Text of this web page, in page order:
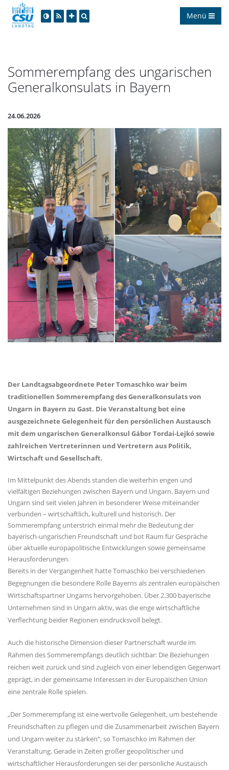
Menü
Sommerempfang des ungarischen
Generalkonsulats in Bayern
24.06.2026
Der Landtagsabgeordnete Peter Tomaschko war beim
traditionellen Sommerempfang des Generalkonsulats von
Ungarn in Bayern zu Gast. Die Veranstaltung bot eine
ausgezeichnete Gelegenheit für den persönlichen Austausch
mit dem ungarischen Generalkonsul Gábor Tordai-Lejkó sowie
zahlreichen Vertreterinnen und Vertretern aus Politik,
Wirtschaft und Gesellschaft.
Im Mittelpunkt des Abends standen die weiterhin engen und
vielfältigen Beziehungen zwischen Bayern und Ungarn. Bayern und
Ungarn sind seit vielen Jahren in besonderer Weise miteinander
verbunden – wirtschaftlich, kulturell und historisch. Der
Sommerempfang unterstrich einmal mehr die Bedeutung der
bayerisch-ungarischen Freundschaft und bot Raum für Gespräche
über aktuelle europapolitische Entwicklungen sowie gemeinsame
Herausforderungen.
Bereits in der Vergangenheit hatte Tomaschko bei verschiedenen
Begegnungen die besondere Rolle Bayerns als zentralen europäischen
Wirtschaftspartner Ungarns hervorgehoben. Über 2.300 bayerische
Unternehmen sind in Ungarn aktiv, was die enge wirtschaftliche
Verflechtung beider Regionen eindrucksvoll belegt.
Auch die historische Dimension dieser Partnerschaft wurde im
Rahmen des Sommerempfangs deutlich sichtbar: Die Beziehungen
reichen weit zurück und sind zugleich von einer lebendigen Gegenwart
geprägt, in der gemeinsame Interessen in der Europäischen Union
eine zentrale Rolle spielen.
Der Sommerempfang ist eine wertvolle Gelegenheit, um bestehende
Freundschaften zu pflegen und die Zusammenarbeit zwischen Bayern
und Ungarn weiter zu stärken“, so Tomaschko im Rahmen der
Veranstaltung. Gerade in Zeiten großer geopolitischer und
wirtschaftlicher Herausforderungen sei der persönliche Austausch